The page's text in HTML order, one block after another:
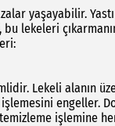
yaşayabilir.
lekeleri
Lekeli alanın
engeller.
işlemine